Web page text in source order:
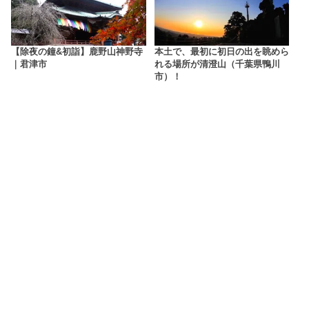
【除夜の鐘&初詣】鹿野山神野寺
｜君津市
本土で、最初に初日の出を眺めら
れる場所が清澄山（千葉県鴨川
市）！